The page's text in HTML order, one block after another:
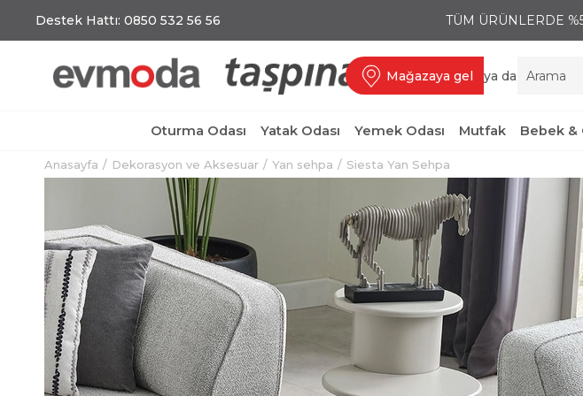
Destek Hattı: 0850 532 56 56 TÜM ÜRÜNLERDE
Mağazaya gel ya da
Oturma Odası Yatak Odası Yemek Odası Mutfak Bebek &
Anasayfa Dekorasyon ve Aksesuar Yan sehpa Siesta Yan Sehpa